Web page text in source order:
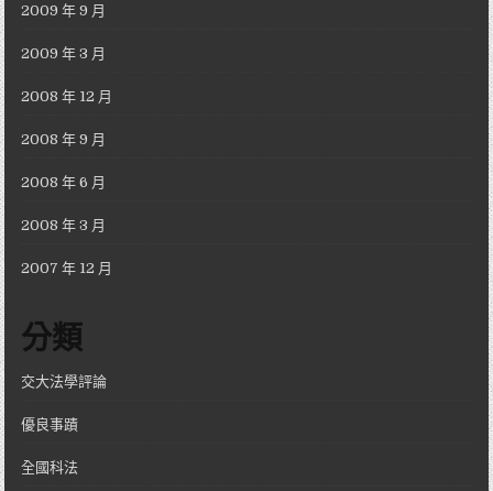
2009 年 9 月
2009 年 3 月
2008 年 12 月
2008 年 9 月
2008 年 6 月
2008 年 3 月
2007 年 12 月
分類
交大法學評論
優良事蹟
全國科法